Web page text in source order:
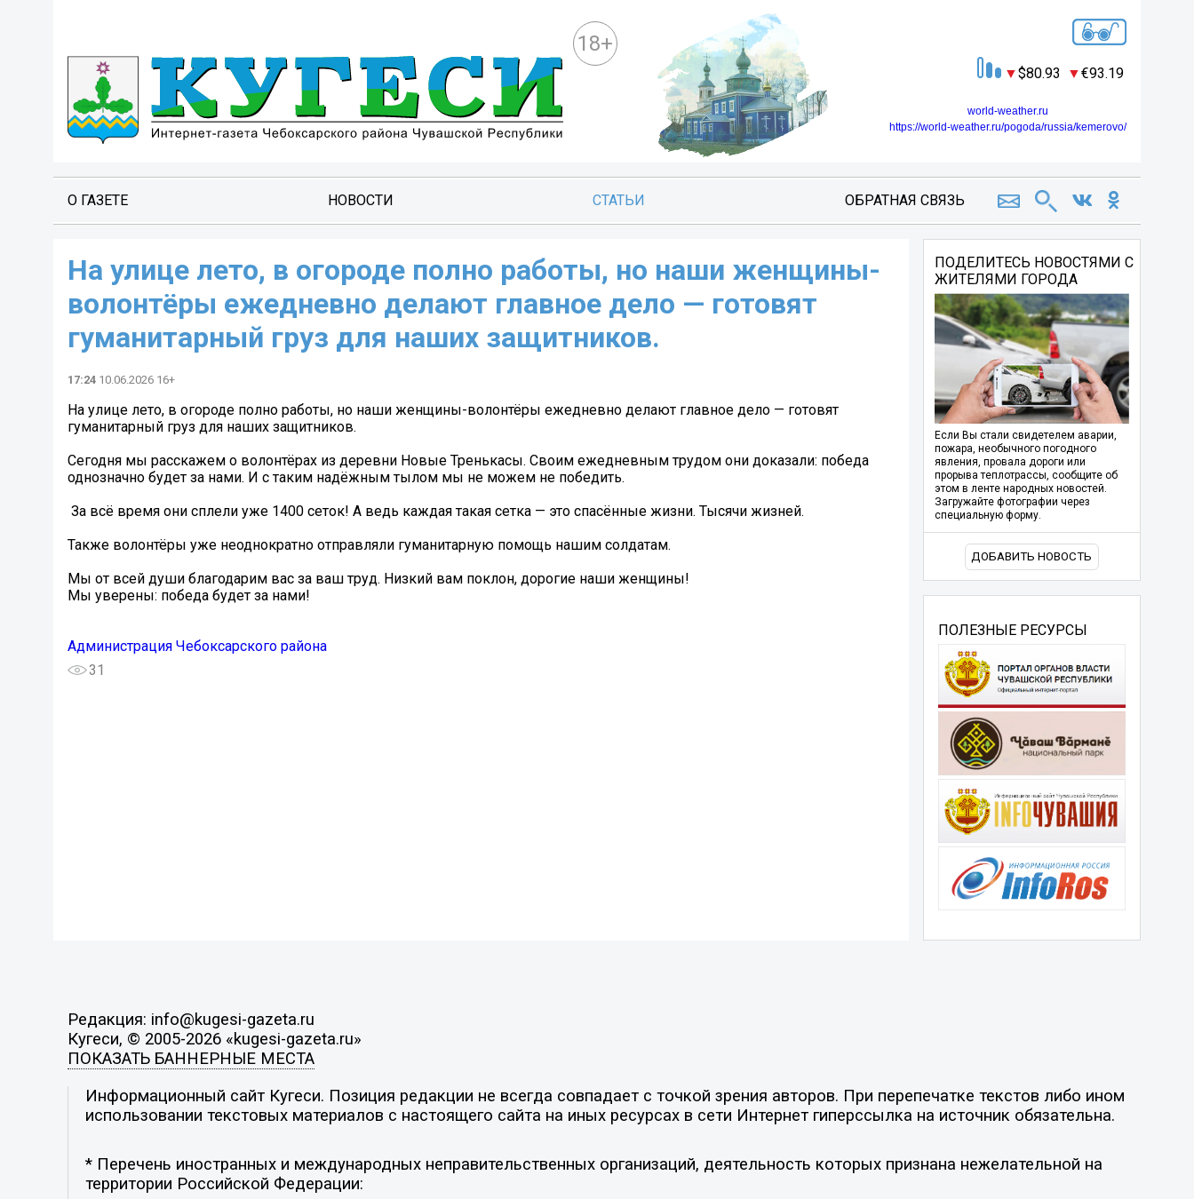
18+
80.93 93.19
world-weather.ru
https://world-weather.ru/pogoda/russia/kemerovo/
О ГАЗЕТЕ НОВОСТИ СТАТЬИ ОБРАТНАЯ СВЯЗЬ
На улице лето, в огороде полно работы, но наши женщины-
волонтёры ежедневно делают главное дело — готовят
гуманитарный груз для наших защитников.
17:24 10.06.2026 16+
На улице лето, в огороде полно работы, но наши женщины-волонтёры ежедневно делают главное дело — готовят
гуманитарный груз для наших защитников.
️Сегодня мы расскажем о волонтёрах из деревни Новые Тренькасы. Своим ежедневным трудом они доказали: победа
однозначно будет за нами. И с таким надёжным тылом мы не можем не победить.
За всё время они сплели уже 1400 сеток! А ведь каждая такая сетка — это спасённые жизни. Тысячи жизней.
Также волонтёры уже неоднократно отправляли гуманитарную помощь нашим солдатам.
Мы от всей души благодарим вас за ваш труд. Низкий вам поклон, дорогие наши женщины!
Мы уверены: победа будет за нами!
Администрация Чебоксарского района
31
ПОДЕЛИТЕСЬ НОВОСТЯМИ С
ЖИТЕЛЯМИ ГОРОДА
Если Вы стали свидетелем аварии,
пожара, необычного погодного
явления, провала дороги или
прорыва теплотрассы, сообщите об
этом в ленте народных новостей.
Загружайте фотографии через
специальную форму.
ДОБАВИТЬ НОВОСТЬ
ПОЛЕЗНЫЕ РЕСУРСЫ
Редакция: info@kugesi-gazeta.ru
Кугеси, © 2005-2026 «kugesi-gazeta.ru»
ПОКАЗАТЬ БАННЕРНЫЕ МЕСТА
Информационный сайт Кугеси. Позиция редакции не всегда совпадает с точкой зрения авторов. При перепечатке текстов либо ином
использовании текстовых материалов с настоящего сайта на иных ресурсах в сети Интернет гиперссылка на источник обязательна.
* Перечень иностранных и международных неправительственных организаций, деятельность которых признана нежелательной на
территории Российской Федерации: